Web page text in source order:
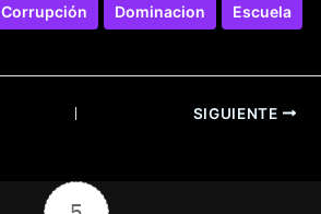
Corrupción Dominacion Escuela
SIGUIENTE